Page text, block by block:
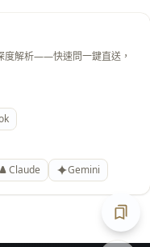
度解析——快速問一鍵直送，
Claude Gemini
匯